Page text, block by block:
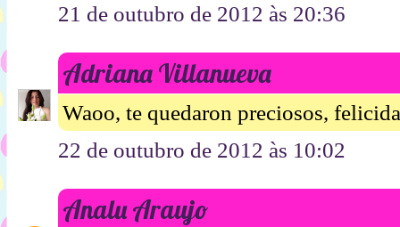
21 de outubro de 2012 às 20:36
Adriana Villanueva
Waoo, te quedaron preciosos,
22 de outubro de 2012 às 10:02
Analu Araujo